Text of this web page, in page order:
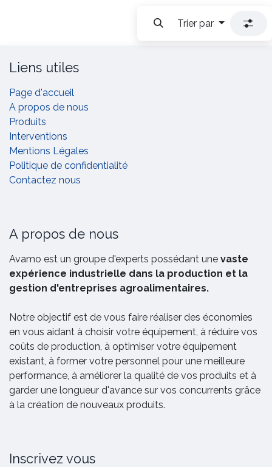
Trier par
Liens utiles
Page d'accueil
A propos de nous
Produits
Interventions
Mentions Légales
Politique de confidentialité
Contactez nous
A propos de nous
Avamo est un groupe d'experts possédant une vaste
expérience industrielle dans la production et la
gestion d'entreprises agroalimentaires.
Notre objectif est de vous faire réaliser des économies
en vous aidant à choisir votre équipement, à réduire vos
coûts de production, à optimiser votre équipement
existant, à former votre personnel pour une meilleure
performance, à améliorer la qualité de vos produits et à
garder une longueur d'avance sur vos concurrents grâce
à la création de nouveaux produits.
Inscrivez vous